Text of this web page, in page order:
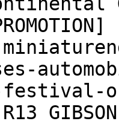
festival-